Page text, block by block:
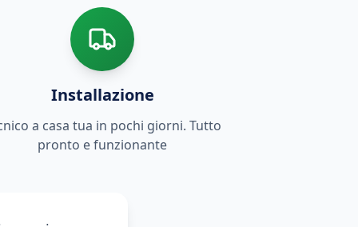
Installazione
a casa tua in pochi giorni. Tutto
pronto e funzionante